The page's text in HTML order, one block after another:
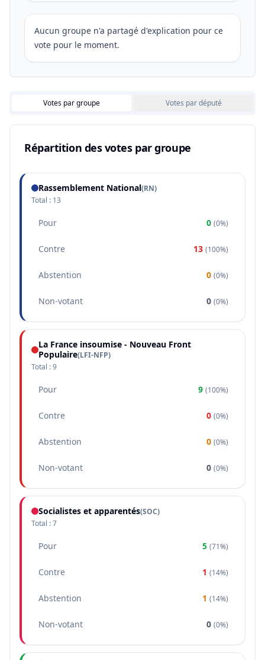
Aucun groupe n'a partagé d'explication pour ce
vote pour le moment.
Votes par groupe Votes par député
Répartition des votes par groupe
Rassemblement National(RN)
Total : 13
Pour 0 (0%)
Contre 13 (100%)
Abstention 0 (0%)
Non-votant 0 (0%)
La France insoumise - Nouveau Front
Populaire(LFI-NFP)
Total :9
Pour 9 (100%)
Contre 0 (0%)
Abstention 0 (0%)
Non-votant 0 (0%)
Socialistes et apparentés(SOC)
Total :7
Pour 5 (71%)
Contre 1 (14%)
Abstention 1 (14%)
Non-votant 0 (0%)